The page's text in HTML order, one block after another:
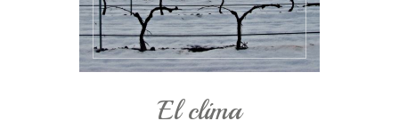
El clima